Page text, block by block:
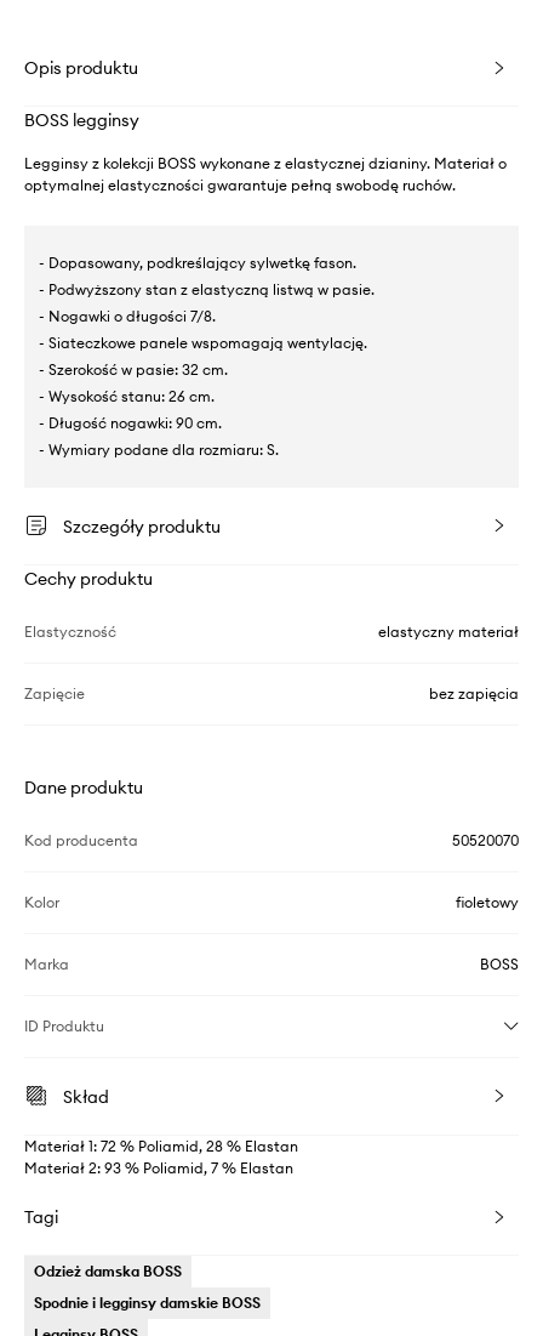
Opis produktu
BOSS legginsy
Legginsy z kolekcji BOSS wykonane z elastycznej dzianiny. Materiał o
optymalnej elastyczności gwarantuje pełną swobodę ruchów.
- Dopasowany, podkreślający sylwetkę fason.
- Podwyższony stan z elastyczną listwą w pasie.
- Nogawki o długości 7/8.
- Siateczkowe panele wspomagają wentylację.
- Szerokość w pasie: 32 cm.
- Wysokość stanu: 26 cm.
- Długość nogawki: 90 cm.
- Wymiary podane dla rozmiaru: S.
Szczegóły produktu
Cechy produktu
Elastyczność elastyczny materiał
Zapięcie bez zapięcia
Dane produktu
Kod producenta 50520070
Kolor fioletowy
Marka BOSS
ID Produktu
Skład
Materiał 1: 72 % Poliamid, 28 % Elastan
Materiał 2: 93 % Poliamid, 7 % Elastan
Tagi
Odzież damska BOSS
Spodnie i legginsy damskie BOSS